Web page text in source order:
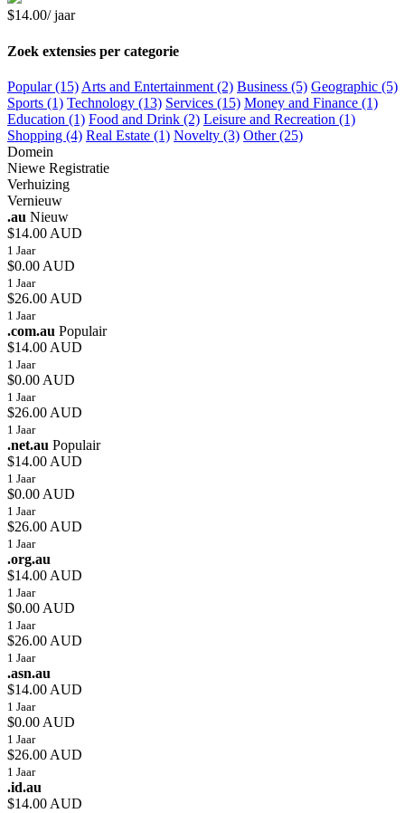
$14.00/ jaar
Zoek extensies per categorie
Popular (15) Arts and Entertainment (2) Business (5) Geographic (5)
Sports (1) Technology (13) Services (15) Money and Finance (1)
Education (1) Food and Drink (2) Leisure and Recreation (1)
Shopping (4) Real Estate (1) Novelty (3) Other (25)
Domein
Niewe Registratie
Verhuizing
Vernieuw
.au Nieuw
$14.00 AUD
1 Jaar
$0.00 AUD
1 Jaar
$26.00 AUD
1 Jaar
.com.au Populair
$14.00 AUD
1 Jaar
$0.00 AUD
1 Jaar
$26.00 AUD
1 Jaar
.net.au Populair
$14.00 AUD
1 Jaar
$0.00 AUD
1 Jaar
$26.00 AUD
1 Jaar
.org.au
$14.00 AUD
1 Jaar
$0.00 AUD
1 Jaar
$26.00 AUD
1 Jaar
.asn.au
$14.00 AUD
1 Jaar
$0.00 AUD
1 Jaar
$26.00 AUD
1 Jaar
.id.au
$14.00 AUD